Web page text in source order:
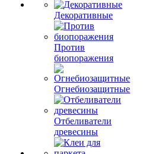
Декоративные
Против
биопоражения
Огнебиозащитные
Отбеливатели
древесины